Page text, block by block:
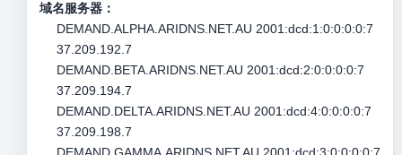
域名服务器：
DEMAND.ALPHA.ARIDNS.NET.AU 2001:dcd:1:0:0:0:0:7
37.209.192.7
DEMAND.BETA.ARIDNS.NET.AU 2001:dcd:2:0:0:0:0:7
37.209.194.7
DEMAND.DELTA.ARIDNS.NET.AU 2001:dcd:4:0:0:0:0:7
37.209.198.7